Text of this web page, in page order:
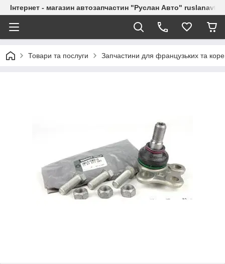
Інтернет - магазин автозапчастин "Руслан Авто"
Товари та послуги Запчастини для французьких та